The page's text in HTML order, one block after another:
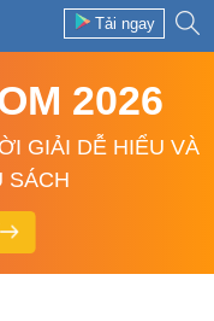
Tải ngay
2026
GIẢI DỄ HIỂU VÀ
SÁCH